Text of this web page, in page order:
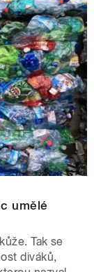
umělé
Tak se
diváků,